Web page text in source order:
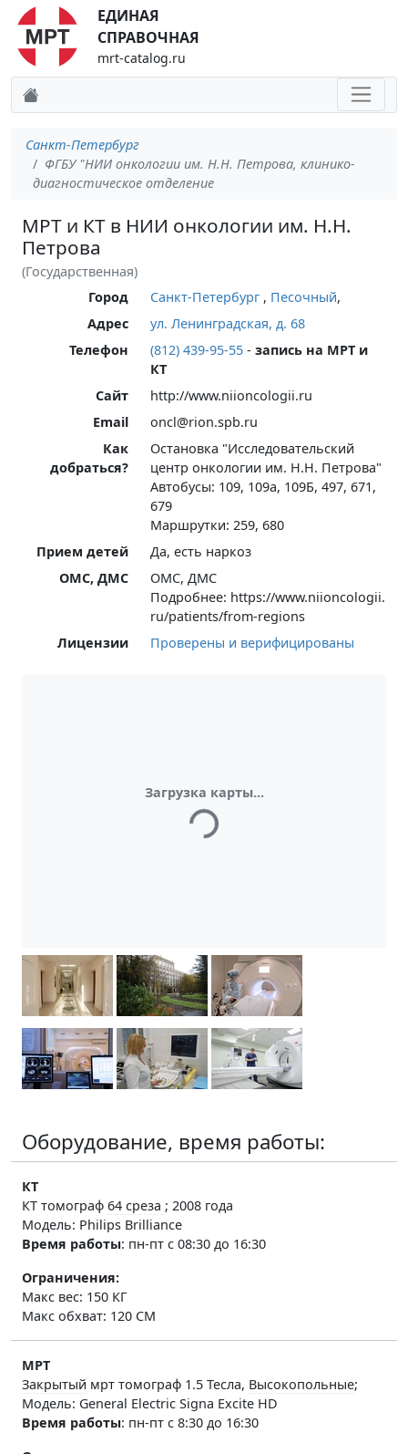
ЕДИНАЯ
СПРАВОЧНАЯ
mrt-catalog.ru
Санкт-Петербург
ФГБУ "НИИ онкологии им. Н.Н. Петрова, клинико-
диагностическое отделение
МРТ и КТ в НИИ онкологии им. Н.Н.
Петрова
(Государственная)
Город
Санкт-Петербург , Песочный,
Адрес
ул. Ленинградская, д. 68
Телефон
(812) 439-95-55 -запись на МРТ и
КТ
Сайт
http://www.niioncologii.ru
Email
oncl@rion.spb.ru
Как
добраться?
Остановка "Исследовательский
центр онкологии им. Н.Н. Петрова"
Автобусы: 109, 109а, 109Б, 497, 671,
679
Маршрутки: 259, 680
Прием детей
Да, есть наркоз
ОМС, ДМС
ОМС, ДМС
Подробнее: https://www.niioncologii.
ru/patients/from-regions
Лицензии
Проверены и верифицированы
Загрузка карты...
Оборудование, время работы:
КТ
КТ томограф 64 среза ; 2008 года
Модель: Philips Brilliance
Время работы: пн-пт с 08:30 до 16:30
Ограничения:
Макс вес: 150 КГ
Макс обхват: 120 СМ
МРТ
Закрытый мрт томограф 1.5 Тесла, Высокопольные;
Модель: General Electric Signa Excite HD
Время работы: пн-пт с 8:30 до 16:30